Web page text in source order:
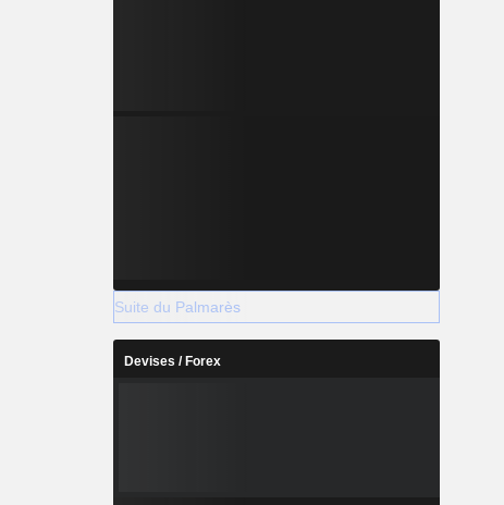
Suite du Palmarès
Devises / Forex